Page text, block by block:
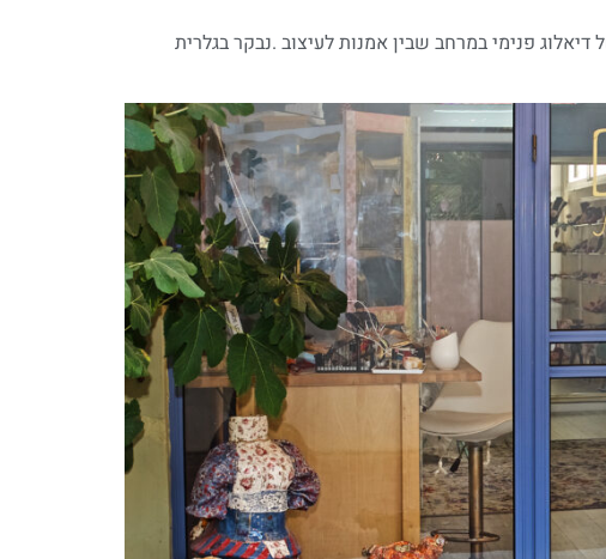
פנימי במרחב שבין אמנות לעיצוב .נבקר בגלרית